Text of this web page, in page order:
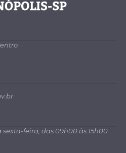
feira, das 09h00 às 15h00